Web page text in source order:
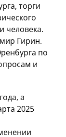
торги
человека.
Гирин.
по
и
а
2025